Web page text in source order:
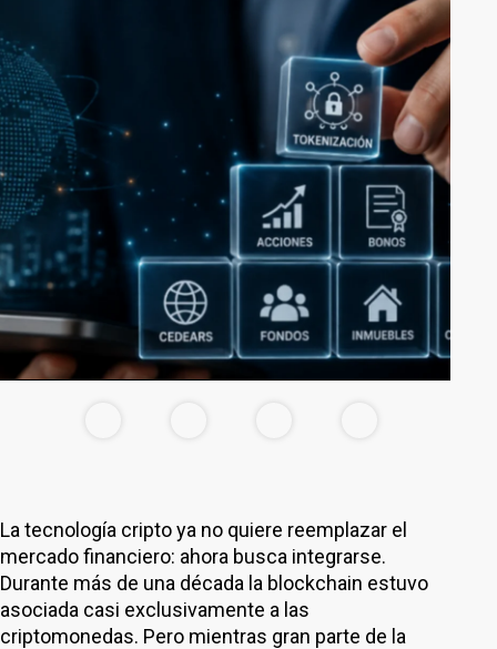
La tecnología cripto ya no quiere reemplazar el
mercado financiero: ahora busca integrarse.
Durante más de una década la blockchain estuvo
asociada casi exclusivamente a las
criptomonedas. Pero mientras gran parte de la